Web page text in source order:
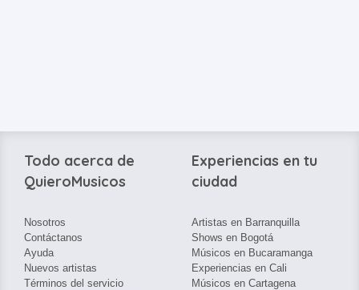
Todo acerca de
QuieroMusicos
Nosotros
Contáctanos
Ayuda
Nuevos artistas
Términos del servicio
Experiencias en tu
ciudad
Artistas en Barranquilla
Shows en Bogotá
Músicos en Bucaramanga
Experiencias en Cali
Músicos en Cartagena